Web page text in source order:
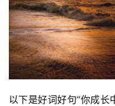
以下是好词好句“你成